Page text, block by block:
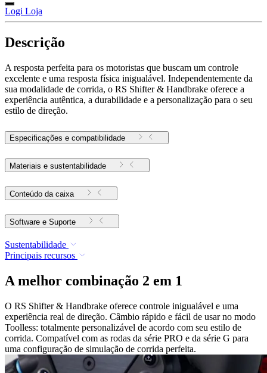
Logi Loja
Descrição
A resposta perfeita para os motoristas que buscam um controle
excelente e uma resposta física inigualável. Independentemente da
sua modalidade de corrida, o RS Shifter & Handbrake oferece a
experiência autêntica, a durabilidade e a personalização para o seu
estilo de direção.
Especificações e compatibilidade
Materiais e sustentabilidade
Conteúdo da caixa
Software e Suporte
Sustentabilidade
Principais recursos
A melhor combinação 2 em 1
O RS Shifter & Handbrake oferece controle inigualável e uma
experiência real de direção. Câmbio rápido e fácil de usar no modo
Toolless: totalmente personalizável de acordo com seu estilo de
corrida. Compatível com as rodas da série PRO e da série G para
uma configuração de simulação de corrida perfeita.